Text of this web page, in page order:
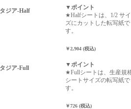
タジア-Half
▼ポイント
★Halfシートは、1/2 サイ
ズにカットした転写紙で
す。
ジア-Full
￥2,904 (税込)
▼ポイント
★Fullシートは、生産規
シートサイズの転写紙で
す。
￥726 (税込)